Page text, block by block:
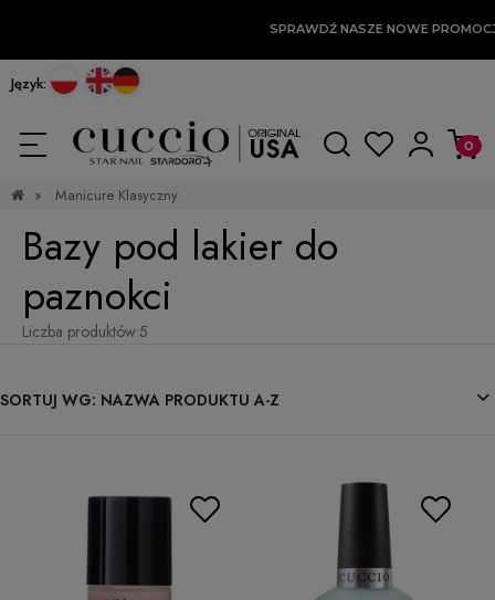
SPRAWDŹ NASZE NOWE
Język:
» Manicure Klasyczny
Bazy pod lakier do
paznokci
Liczba produktów:5
SORTUJ WG: NAZWA PRODUKTU A-Z